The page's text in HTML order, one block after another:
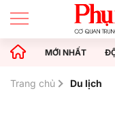
MỚI NHẤT
Trang chủ Du lịch